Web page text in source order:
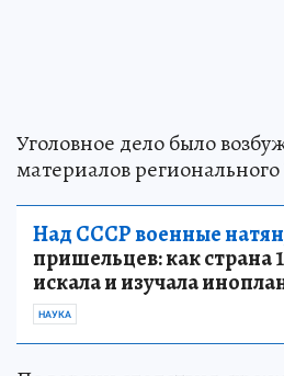
Уголовное дело было
материалов
Над СССР военные
пришельцев: как страна
искала и изучала
НАУКА